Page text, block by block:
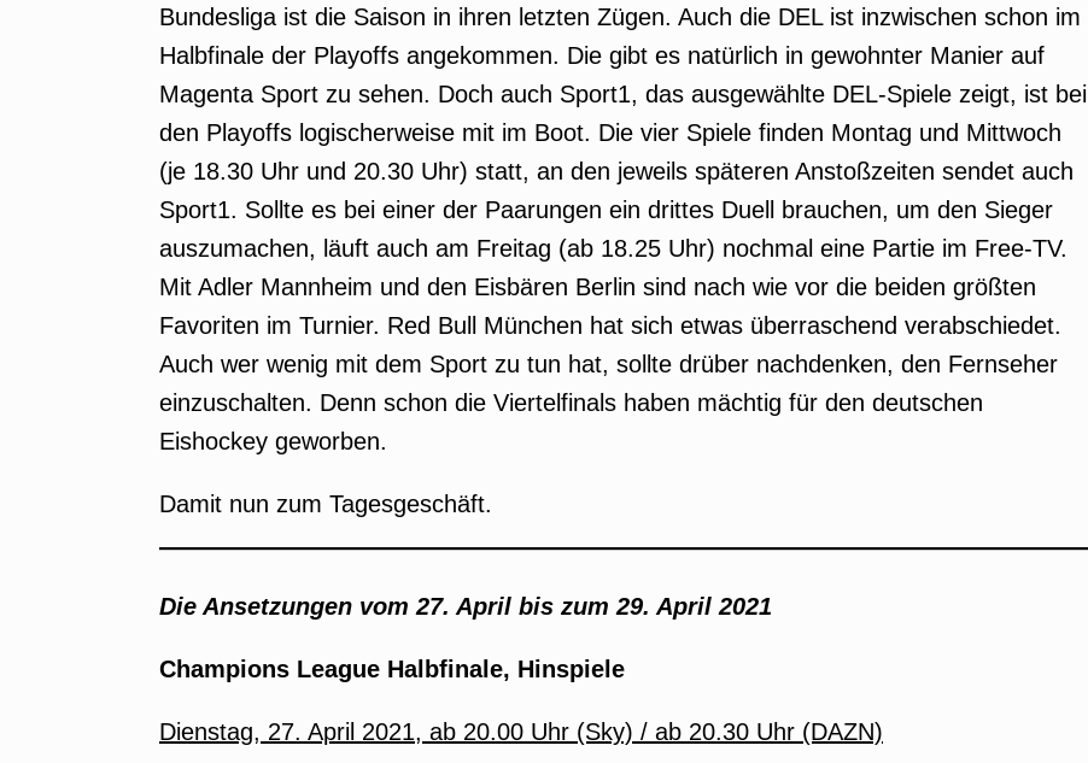
Bundesliga ist die Saison in ihren letzten Zügen. Auch die DEL ist inzwischen schon im
Halbfinale der Playoffs angekommen. Die gibt es natürlich in gewohnter Manier auf
Magenta Sport zu sehen. Doch auch Sport1, das ausgewählte DEL-Spiele zeigt, ist bei
den Playoffs logischerweise mit im Boot. Die vier Spiele finden Montag und Mittwoch
(je 18.30 Uhr und 20.30 Uhr) statt, an den jeweils späteren Anstoßzeiten sendet auch
Sport1. Sollte es bei einer der Paarungen ein drittes Duell brauchen, um den Sieger
auszumachen, läuft auch am Freitag (ab 18.25 Uhr) nochmal eine Partie im Free-TV.
Mit Adler Mannheim und den Eisbären Berlin sind nach wie vor die beiden größten
Favoriten im Turnier. Red Bull München hat sich etwas überraschend verabschiedet.
Auch wer wenig mit dem Sport zu tun hat, sollte drüber nachdenken, den Fernseher
einzuschalten. Denn schon die Viertelfinals haben mächtig für den deutschen
Eishockey geworben.
Damit nun zum Tagesgeschäft.
Die Ansetzungen vom 27. April bis zum 29. April 2021
Champions League Halbfinale, Hinspiele
Dienstag, 27. April 2021, ab 20.00 Uhr (Sky) / ab 20.30 Uhr (DAZN)